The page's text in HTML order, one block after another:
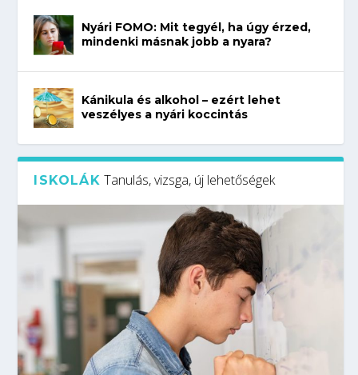
Nyári FOMO: Mit tegyél, ha úgy érzed,
mindenki másnak jobb a nyara?
Kánikula és alkohol – ezért lehet
veszélyes a nyári koccintás
ISKOLÁK Tanulás, vizsga, új lehetőségek